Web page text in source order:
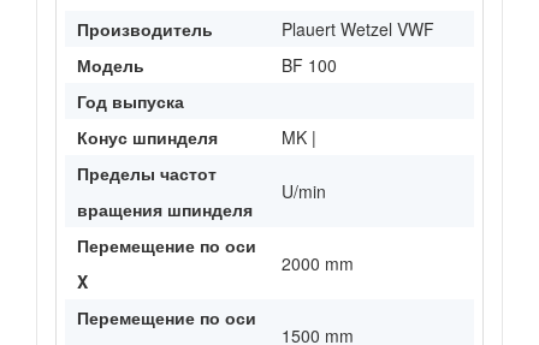
Производитель
Plauert Wetzel VWF
Модель
BF 100
Год выпуска
Конус шпинделя
MK |
Пределы частот
вращения шпинделя
U/min
Перемещение по оси
X
2000 mm
Перемещение по оси
1500 mm